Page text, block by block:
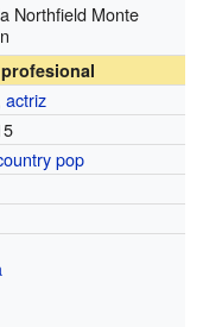
Northfield Monte
actriz
pop